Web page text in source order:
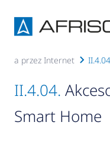
przez Internet
II.4.04.
Smart Home